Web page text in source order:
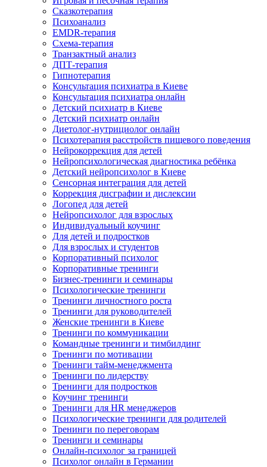
Сказкотерапия
Психоанализ
EMDR-терапия
Схема-терапия
Транзактный анализ
ДПТ-терапия
Гипнотерапия
Консультация психиатра в Киеве
Консультация психиатра онлайн
Детский психиатр в Киеве
Детский психиатр онлайн
Диетолог-нутрициолог онлайн
Психотерапия расстройств пищевого поведения
Нейрокоррекция для детей
Нейропсихологическая диагностика ребёнка
Детский нейропсихолог в Киеве
Сенсорная интеграция для детей
Коррекция дисграфии и дислексии
Логопед для детей
Нейропсихолог для взрослых
Индивидуальный коучинг
Для детей и подростков
Для взрослых и студентов
Корпоративный психолог
Корпоративные тренинги
Бизнес-тренинги и семинары
Психологические тренинги
Тренинги личностного роста
Тренинги для руководителей
Женские тренинги в Киеве
Тренинги по коммуникации
Командные тренинги и тимбилдинг
Тренинги по мотивации
Тренинги тайм-менеджмента
Тренинги по лидерству
Тренинги для подростков
Коучинг тренинги
Тренинги для HR менеджеров
Психологические тренинги для родителей
Тренинги по переговорам
Тренинги и семинары
Онлайн-психолог за границей
Психолог онлайн в Германии